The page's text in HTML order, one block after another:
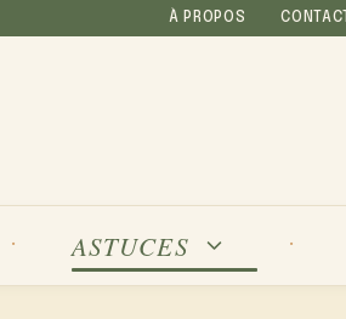
À PROPOS CONTACT
ASTUCES